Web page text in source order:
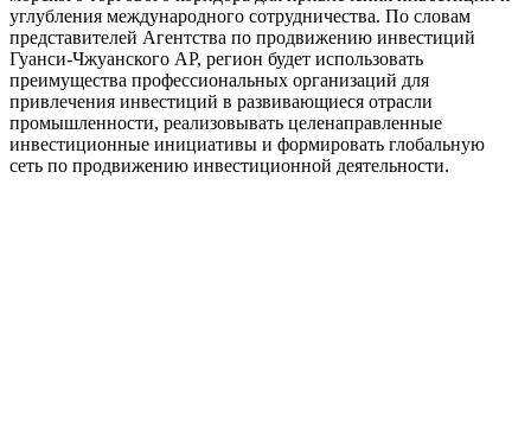
углубления международного сотрудничества. По словам
представителей Агентства по продвижению инвестиций
Гуанси-Чжуанского АР, регион будет использовать
преимущества профессиональных организаций для
привлечения инвестиций в развивающиеся отрасли
промышленности, реализовывать целенаправленные
инвестиционные инициативы и формировать глобальную
сеть по продвижению инвестиционной деятельности.